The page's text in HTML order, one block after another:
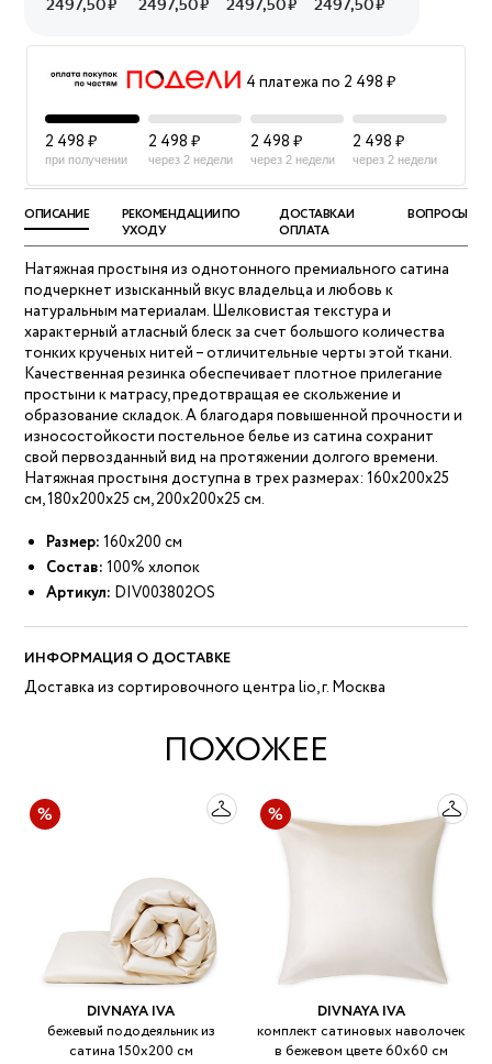
4 платежа по 2 498 ₽
2 498 ₽
при получении
2 498 ₽
через 2 недели
2 498 ₽
через 2 недели
2 498 ₽
через 2 недели
ОПИСАНИЕ
РЕКОМЕНДАЦИИ ПО
УХОДУ
ДОСТАВКА И
ОПЛАТА
ВОПРОСЫ
Натяжная простыня из однотонного премиального сатина
подчеркнет изысканный вкус владельца и любовь к
натуральным материалам. Шелковистая текстура и
характерный атласный блеск за счет большого количества
тонких крученых нитей – отличительные черты этой ткани.
Качественная резинка обеспечивает плотное прилегание
простыни к матрасу, предотвращая ее скольжение и
образование складок. А благодаря повышенной прочности и
износостойкости постельное белье из сатина сохранит
свой первозданный вид на протяжении долгого времени.
Натяжная простыня доступна в трех размерах: 160х200x25
см, 180х200x25 см, 200х200x25 см.
Размер: 160х200 см
Состав: 100% хлопок
Артикул: DIV003802OS
ИНФОРМАЦИЯ О ДОСТАВКЕ
Доставка из сортировочного центра lio, г. Москва
ПОХОЖЕЕ
DIVNAYA IVA
бежевый пододеяльник из
сатина 150х200 см
DIVNAYA IVA
комплект сатиновых наволочек
в бежевом цвете 60х60 см